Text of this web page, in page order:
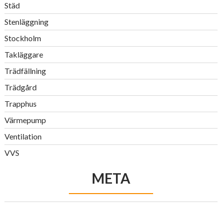
Städ
Stenläggning
Stockholm
Takläggare
Trädfällning
Trädgård
Trapphus
Värmepump
Ventilation
VVS
META